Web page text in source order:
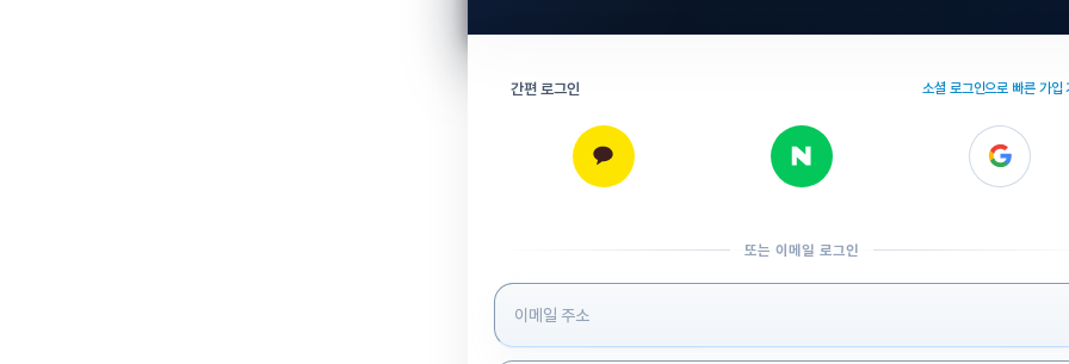
간편 로그인 소셜 로그인으로 빠른 가입
또는 이메일 로그인
로그인 정보 입력